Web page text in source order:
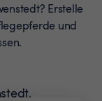
Erstelle
und